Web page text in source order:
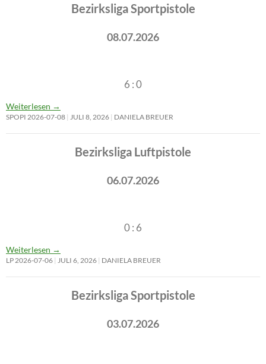
Bezirksliga Sportpistole
08.07.2026
6 : 0
Weiterlesen →
SPOPI 2026-07-08 JULI 8, 2026 DANIELA BREUER
Bezirksliga Luftpistole
06.07.2026
0 : 6
Weiterlesen →
LP 2026-07-06 JULI 6, 2026 DANIELA BREUER
Bezirksliga Sportpistole
03.07.2026